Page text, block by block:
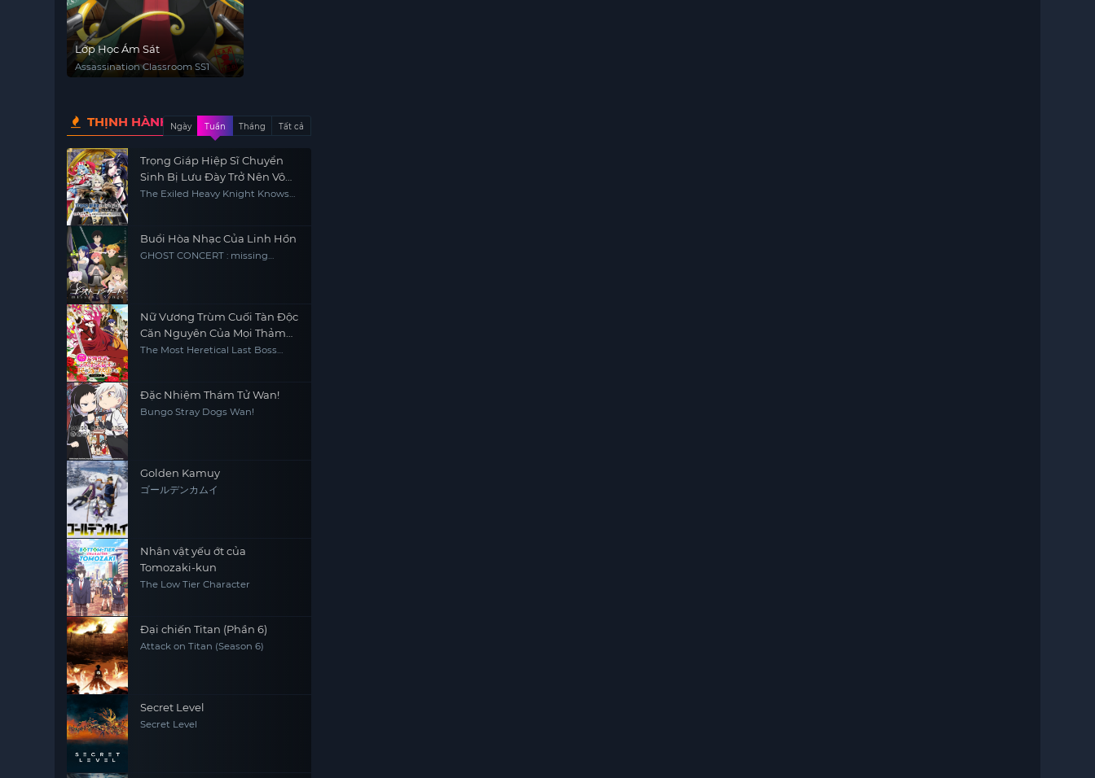
Lớp Học Ám Sát
Assassination Classroom SS1
THỊNH HÀNHNgày Tuần Tháng Tất cả
Trọng Giáp Hiệp Sĩ Chuyển
Sinh Bị Lưu Đày Trở Nên Vô
Địch Nhờ Kiến Thức Về Game
The Exiled Heavy Knight Knows
Buổi Hòa Nhạc Của Linh Hồn
GHOST CONCERT : missing
Nữ Vương Trùm Cuối Tàn Độc
Căn Nguyên Của Mọi Thảm
Kịch Sẽ Dốc Sức Vì Người Dân
The Most Heretical Last Boss
Đặc Nhiệm Thám Tử Wan!
Bungo Stray Dogs Wan!
Golden Kamuy
ゴールデンカムイ
Nhân vật yếu ớt của
Tomozaki-kun
The Low Tier Character
Đại chiến Titan (Phần 6)
Attack on Titan (Season 6)
Secret Level
Secret Level